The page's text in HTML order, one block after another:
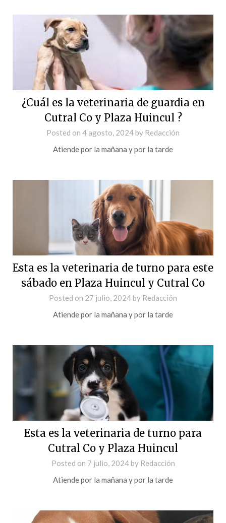
¿Cuál es la veterinaria de guardia en
Cutral Co y Plaza Huincul ?
Posted on 4 agosto, 2024by Redacción
Atiende por la mañana y por la tarde
Esta es la veterinaria de turno para este
sábado en Plaza Huincul y Cutral Co
Posted on 27 julio, 2024by Redacción
Atiende por la mañana y por la tarde
Esta es la veterinaria de turno para
Cutral Co y Plaza Huincul
Posted on 7 julio, 2024by Redacción
Atiende por la mañana y por la tarde